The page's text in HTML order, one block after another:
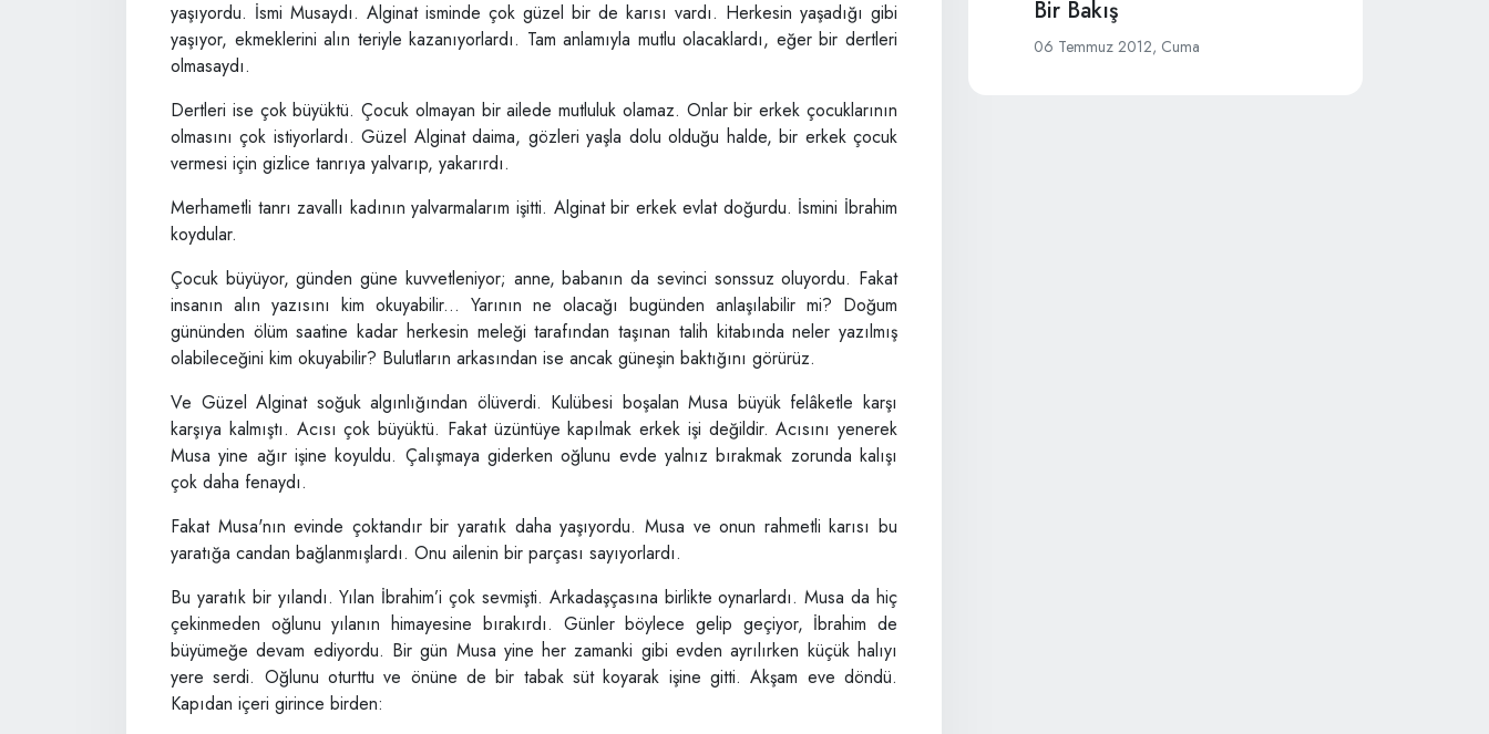
yaşıyordu. İsmi Musaydı. Alginat isminde çok güzel bir de karısı vardı. Herkesin yaşadığı gibi
yaşıyor, ekmeklerini alın teriyle kazanıyorlardı. Tam anlamıyla mutlu olacaklardı, eğer bir dertleri
olmasaydı.
Dertleri ise çok büyüktü. Çocuk olmayan bir ailede mutluluk olamaz. Onlar bir erkek çocuklarının
olmasını çok istiyorlardı. Güzel Alginat daima, gözleri yaşla dolu olduğu halde, bir erkek çocuk
vermesi için gizlice tanrıya yalvarıp, yakarırdı.
Merhametli tanrı zavallı kadının yalvarmalarım işitti. Alginat bir erkek evlat doğurdu. İsmini İbrahim
koydular.
Çocuk büyüyor, günden güne kuvvetleniyor; anne, babanın da sevinci sonssuz oluyordu. Fakat
insanın alın yazısını kim okuyabilir... Yarının ne olacağı bugünden anlaşılabilir mi? Doğum
gününden ölüm saatine kadar herkesin meleği tarafından taşınan talih kitabında neler yazılmış
olabileceğini kim okuyabilir? Bulutların arkasından ise ancak güneşin baktığını görürüz.
Ve Güzel Alginat soğuk algınlığından ölüverdi. Kulübesi boşalan Musa büyük felâketle karşı
karşıya kalmıştı. Acısı çok büyüktü. Fakat üzüntüye kapılmak erkek işi değildir. Acısını yenerek
Musa yine ağır işine koyuldu. Çalışmaya giderken oğlunu evde yalnız bırakmak zorunda kalışı
çok daha fenaydı.
Fakat Musa'nın evinde çoktandır bir yaratık daha yaşıyordu. Musa ve onun rahmetli karısı bu
yaratığa candan bağlanmışlardı. Onu ailenin bir parçası sayıyorlardı.
Bu yaratık bir yılandı. Yılan İbrahim’i çok sevmişti. Arkadaşçasına birlikte oynarlardı. Musa da hiç
çekinmeden oğlunu yılanın himayesine bırakırdı. Günler böylece gelip geçiyor, İbrahim de
büyümeğe devam ediyordu. Bir gün Musa yine her zamanki gibi evden ayrılırken küçük halıyı
yere serdi. Oğlunu oturttu ve önüne de bir tabak süt koyarak işine gitti. Akşam eve döndü.
Kapıdan içeri girince birden:
Bir Bakış
06 Temmuz 2012, Cuma